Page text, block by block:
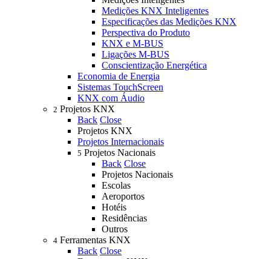
Medições KNX Inteligentes
Especificações das Medições KNX
Perspectiva do Produto
KNX e M-BUS
Ligações M-BUS
Conscientização Energética
Economia de Energia
Sistemas TouchScreen
KNX com Áudio
2 Projetos KNX
Back Close
Projetos KNX
Projetos Internacionais
5 Projetos Nacionais
Back Close
Projetos Nacionais
Escolas
Aeroportos
Hotéis
Residências
Outros
4 Ferramentas KNX
Back Close